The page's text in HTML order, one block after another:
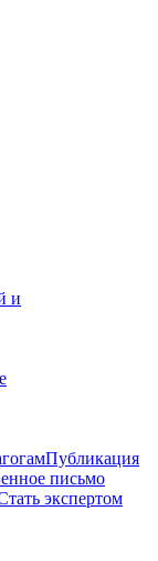
Публикация
письмо
экспертом